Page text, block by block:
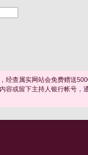
经查属实网站会免费赠送
容或留下主持人银行帐号，